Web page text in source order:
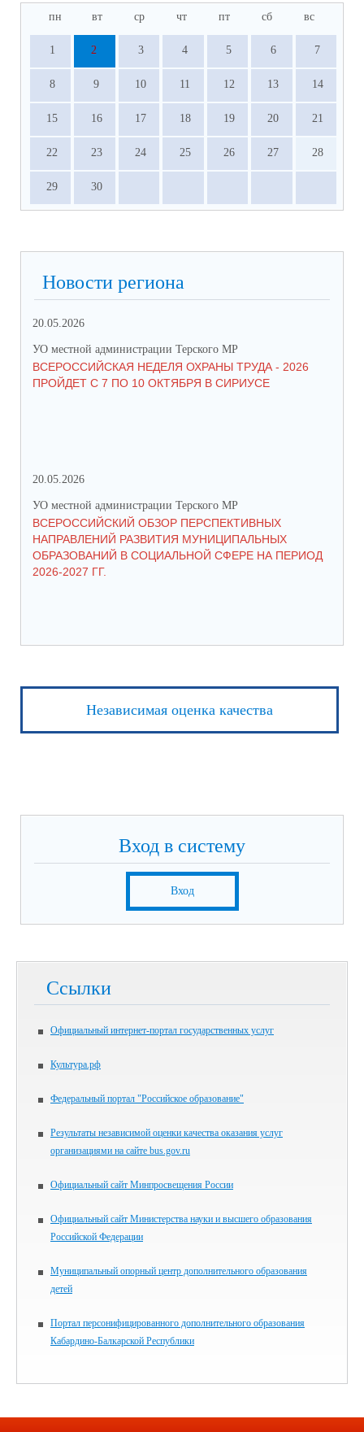
пн вт ср чт пт сб вс
1 2 3 4 5 6 7
8 9 10 11 12 13 14
15 16 17 18 19 20 21
22 23 24 25 26 27 28
29 30
Новости региона
20.05.2026
УО местной администрации Терского МР
ВСЕРОССИЙСКАЯ НЕДЕЛЯ ОХРАНЫ ТРУДА - 2026
ПРОЙДЕТ С 7 ПО 10 ОКТЯБРЯ В СИРИУСЕ
20.05.2026
УО местной администрации Терского МР
ВСЕРОССИЙСКИЙ ОБЗОР ПЕРСПЕКТИВНЫХ
НАПРАВЛЕНИЙ РАЗВИТИЯ МУНИЦИПАЛЬНЫХ
ОБРАЗОВАНИЙ В СОЦИАЛЬНОЙ СФЕРЕ НА ПЕРИОД
2026-2027 ГГ.
Независимая оценка качества
Вход в систему
Вход
Ссылки
Официальный интернет-портал государственных услуг
Культура.рф
Федеральный портал "Российское образование"
Результаты независимой оценки качества оказания услуг
организациями на сайте bus.gov.ru
Официальный сайт Минпросвещения России
Официальный сайт Министерства науки и высшего образования
Российской Федерации
Муниципальный опорный центр дополнительного образования
детей
Портал персонифицированного дополнительного образования
Кабардино-Балкарской Республики